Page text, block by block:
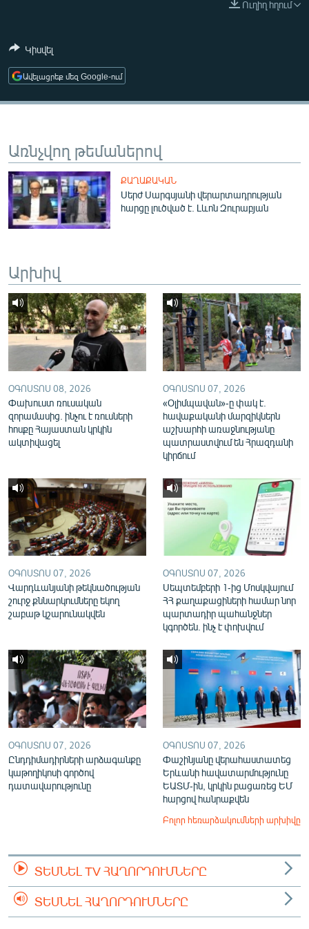
ՄԵԿՆԱԲԱՆՈՒԹՅՈՒՆ
ԱՐԽԻՎ
ՏԵՍԱՆՅՈՒԹԵՐ
ԲԱՆԱՎԵՃ
Հայերեն
English
Русский
ՀԵՏԵՎԵՔ ՄԵԶ
«Ազատության» բոլոր կայքերը
Ուղիղ հղում
Կիսվել
Ավելացրեք մեզ Google-ում
Առնչվող թեմաներով
ՔԱՂԱՔԱԿԱՆ
Սերժ Սարգսյանի վերարտադրության
հարցը լուծված է. Լևոն Զուրաբյան
Արխիվ
ՕԳՈՍՏՈՍ 08, 2026
Փախուստ ռուսական
զորամասից. ինչու է ռուսների
հոսքը Հայաստան կրկին
ակտիվացել
ՕԳՈՍՏՈՍ 07, 2026
«Օլիմպավան»-ը փակ է.
հավաքականի մարզիկներն
աշխարհի առաջնությանը
պատրաստվում են Հրազդանի
կիրճում
ՕԳՈՍՏՈՍ 07, 2026
Վարդևանյանի թեկնածության
շուրջ քննարկումները եկող
շաբաթ կշարունակվեն
ՕԳՈՍՏՈՍ 07, 2026
Սեպտեմբերի 1-ից Մոսկվայում
ՀՀ քաղաքացիների համար նոր
պարտադիր պահանջներ
կգործեն. ինչ է փոխվում
ՕԳՈՍՏՈՍ 07, 2026
Ընդդիմադիրների արձագանքը
կաթողիկոսի գործով
դատավարությունը
ՕԳՈՍՏՈՍ 07, 2026
Փաշինյանը վերահաստատեց
Երևանի հավատարմությունը
ԵԱՏՄ-ին, կրկին բացառեց ԵՄ
հարցով հանրաքվեն
Բոլոր հեռարձակումների արխիվը
ՏԵՍՆԵԼ TV ՀԱՂՈՐԴՈՒՄՆԵՐԸ
ՏԵՍՆԵԼ ՀԱՂՈՐԴՈՒՄՆԵՐԸ